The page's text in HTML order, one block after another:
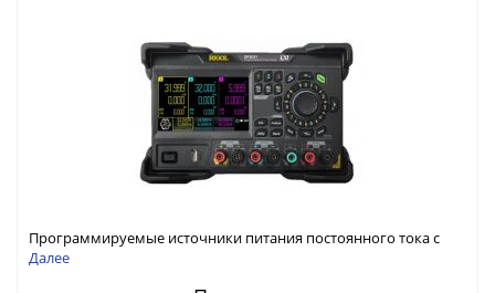
Программируемые источники питания постоянного тока с
мощностью 222 Вт, 3 канала
Далее